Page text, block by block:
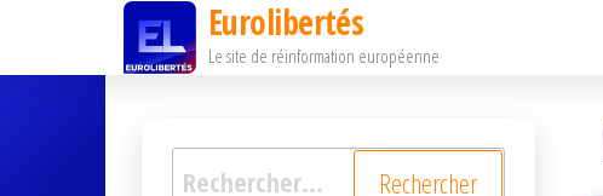
ce
Eurolibertés
Le site de réinformation européenne
Rechercher :